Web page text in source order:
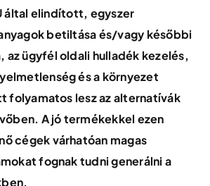
által elindított, egyszer
betiltása és/vagy későbbi
az ügyfél oldali hulladék kezelés,
és a környezet
folyamatos lesz az alternatívák
A jó termékekkel ezen
cégek várhatóan magas
fognak tudni generálni a